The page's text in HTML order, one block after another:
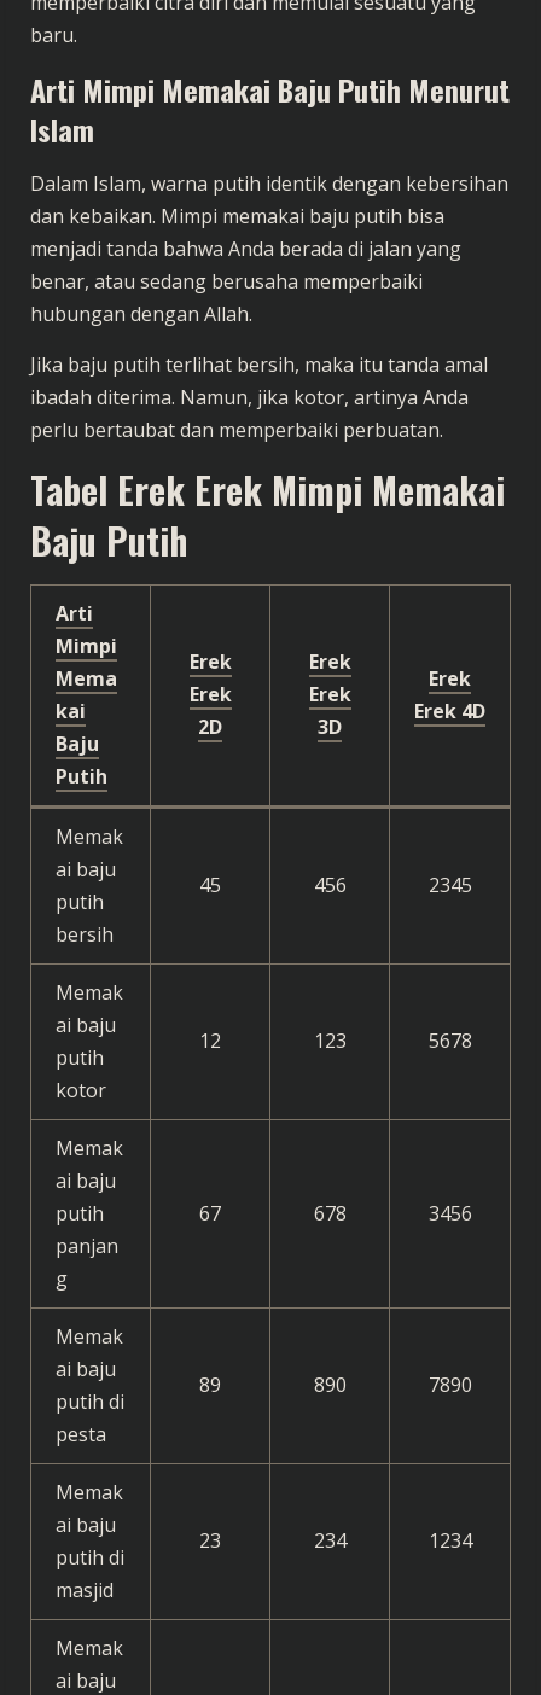
baru.
Arti Mimpi Memakai Baju Putih Menurut
Islam
Dalam Islam, warna putih identik dengan kebersihan
dan kebaikan. Mimpi memakai baju putih bisa
menjadi tanda bahwa Anda berada di jalan yang
benar, atau sedang berusaha memperbaiki
hubungan dengan Allah.
Jika baju putih terlihat bersih, maka itu tanda amal
ibadah diterima. Namun, jika kotor, artinya Anda
perlu bertaubat dan memperbaiki perbuatan.
Tabel Erek Erek Mimpi Memakai
Baju Putih
Arti
Mimpi
Mema
kai
Baju
Putih
Erek
Erek
2D
Erek
Erek
3D
Erek
Erek 4D
Memak
ai baju
putih
bersih
45 456 2345
Memak
ai baju
putih
kotor
12 123 5678
Memak
ai baju
putih
panjan
g
67 678 3456
Memak
ai baju
putih di
pesta
89 890 7890
Memak
ai baju
putih di
masjid
23 234 1234
Memak
ai baju